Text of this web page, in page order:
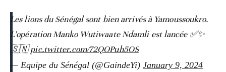
Les lions du Sénégal sont bien arrivés à Yamoussoukro.
L’opération Manko Wutiwaate Ndamli est lancée ✅✨
🇸🇳pic.twitter.com/72QOPuh5OS
— Equipe du Sénégal (@GaindeYi) January 9, 2024